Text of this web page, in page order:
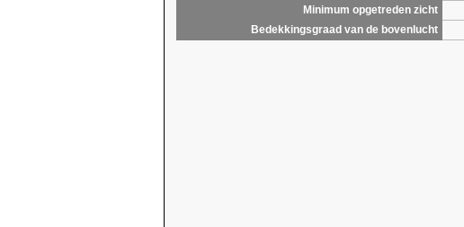
Minimum opgetreden zicht
Bedekkingsgraad van de bovenlucht